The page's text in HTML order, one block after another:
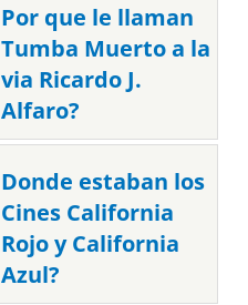
Por que le llaman
Tumba Muerto a la
via Ricardo J.
Alfaro?
Donde estaban los
Cines California
Rojo y California
Azul?